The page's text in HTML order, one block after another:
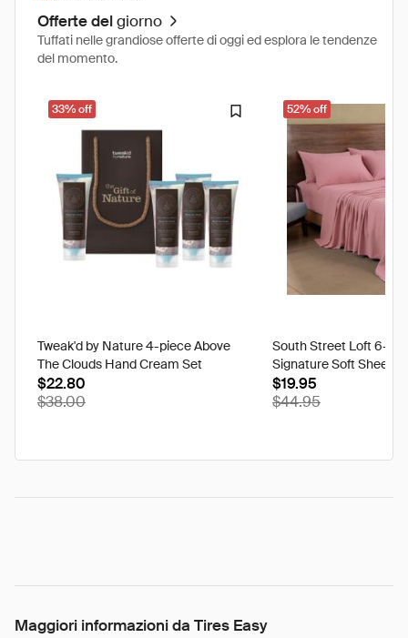
Offerte delgiorno
Tuffati nelle grandiose offerte di oggi ed esplora le tendenze
del momento.
33% off
Tweak'd by Nature 4-piece Above
The Clouds Hand Cream Set
$22.80
$38.00
52% off
South Street Loft 6-
Signature Soft Sheet
$19.95
$44.95
Maggiori informazioni da Tires Easy